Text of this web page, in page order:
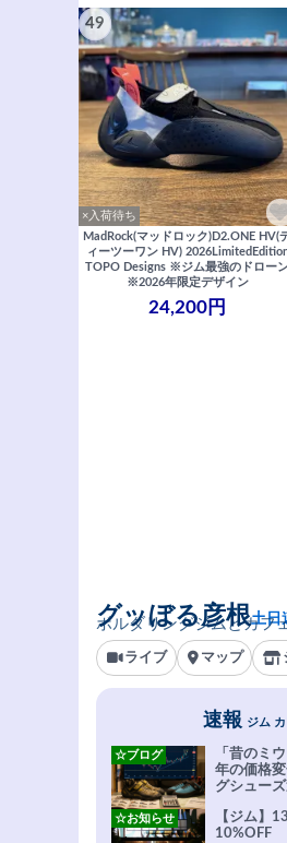
49
×入荷待ち
MadRock(マッドロック)D2.ONE HV(
ィーツーワン HV)
TOPO Designs ※ジム最強のドロー
※2026年限定デザイン
24,200円
ボルダリングジムとカフ
グッぼる彦根土日
ライブ マップ
速報 ジム
「昔のミ
年の価格
グシュー
☆ブログ
【ジム】
10%OFF
☆お知らせ